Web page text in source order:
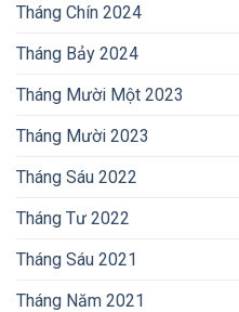
Tháng Chín 2024
Tháng Bảy 2024
Tháng Mười Một 2023
Tháng Mười 2023
Tháng Sáu 2022
Tháng Tư 2022
Tháng Sáu 2021
Tháng Năm 2021